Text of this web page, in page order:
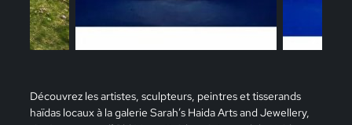
Découvrez les artistes, sculpteurs, peintres et tisserands
haïdas locaux à la galerie Sarah’s Haida Arts and Jewellery,